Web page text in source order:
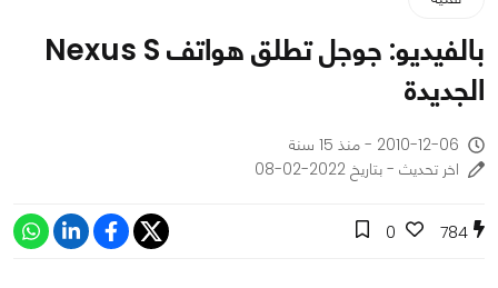
بالفيديو: جوجل تطلق هواتف Nexus S
الجديدة
2010-12-06 - منذ 15 سنة
اخر تحديث - بتاريخ 2022-02-08
784
0